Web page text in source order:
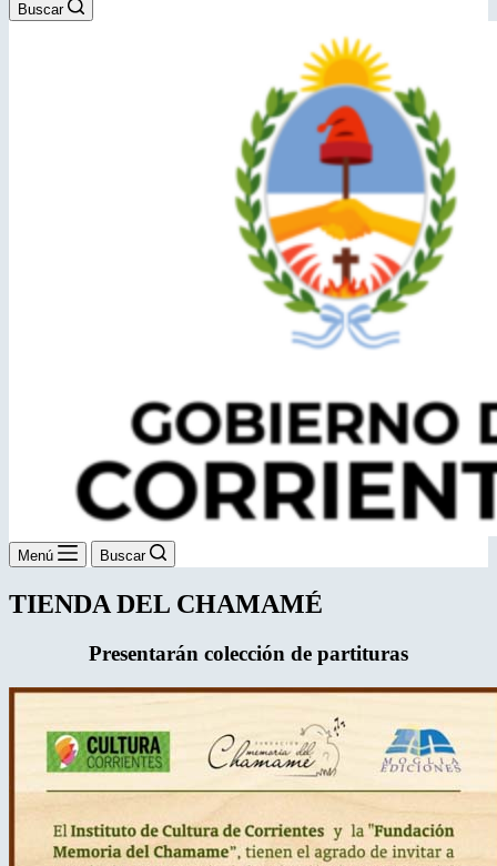
Buscar
Menú Buscar
TIENDA DEL CHAMAMÉ
Presentarán colección de partituras